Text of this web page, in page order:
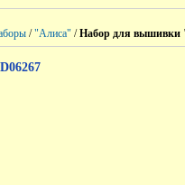
/"Алиса" /Набор для вышивки